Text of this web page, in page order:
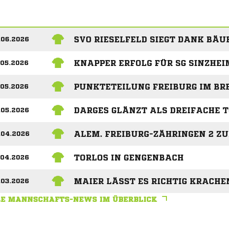
SVO RIESELFELD SIEGT DANK
KNAPPER ERFOLG FÜR SG
PUNKTETEILUNG FREIBURG IM
DARGES GLÄNZT ALS DREIFACHE
ALEM. FREIBURG-ZÄHRINGEN 2
TORLOS IN GENGENBACH
MAIER LÄSST ES RICHTIG
MANNSCHAFTS-NEWS IM ÜBERBLICK